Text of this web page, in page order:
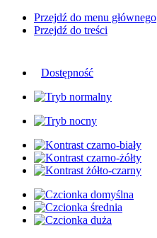
Przejdź do menu głównego
Przejdź do treści
Dostępność